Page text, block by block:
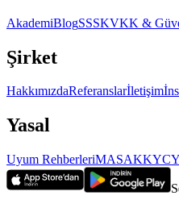
AkademiBlogSSSKVKK &
Şirket
HakkımızdaReferanslarİletişim
Yasal
Uyum RehberleriMASAKKYC